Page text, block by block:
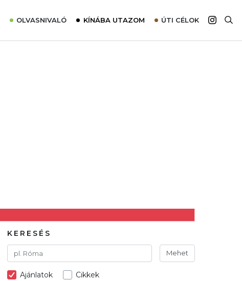
OLVASNIVALÓ KÍNÁBA UTAZOM ÚTI CÉLOK
KERESÉS
Mehet
Ajánlatok Cikkek